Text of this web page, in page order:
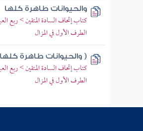
والحيوانات طاهرة كلها
كتاب إتحاف السادة المتقين > ربع
الطرف الأول في المزال
( والحيوانات طاهرة
كتاب إتحاف السادة المتقين > ربع
الطرف الأول في المزال